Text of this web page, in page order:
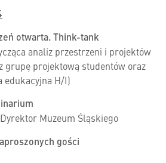
otwarta. Think-tank
analiz przestrzeni i projektów
grupę projektową studentów oraz
edukacyjna H/I)
Muzeum Śląskiego
gości